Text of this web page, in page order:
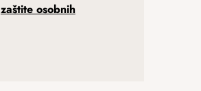
zaštite osobnih